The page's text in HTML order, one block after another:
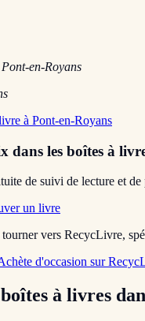
en-Royans
à Pont-en-Royans
dans les boîtes à
de suivi de lecture et
un livre
vers RecycLivre,
d'occasion sur
à livres